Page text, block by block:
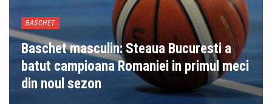
BASCHET
Baschet masculin: Steaua Bucuresti a
batut campioana Romaniei in primul meci
din noul sezon